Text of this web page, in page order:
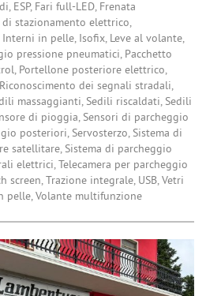
ESP, Fari full-LED, Frenata
di stazionamento elettrico,
in pelle, Isofix, Leve al volante,
pressione pneumatici, Pacchetto
Portellone posteriore elettrico,
dei segnali stradali,
massaggianti, Sedili riscaldati, Sedili
di pioggia, Sensori di parcheggio
posteriori, Servosterzo, Sistema di
satellitare, Sistema di parcheggio
elettrici, Telecamera per parcheggio
screen, Trazione integrale, USB, Vetri
pelle, Volante multifunzione